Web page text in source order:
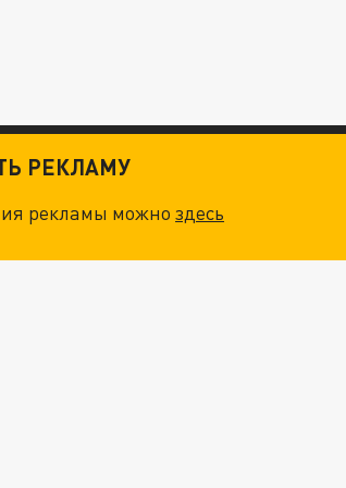
РЕКЛАМУ
рекламы можноздесь